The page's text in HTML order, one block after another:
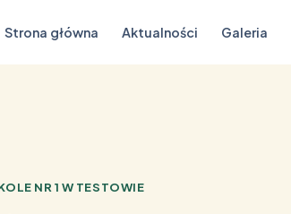
Strona główna Aktualności Galeria
NR 1 W TESTOWIE